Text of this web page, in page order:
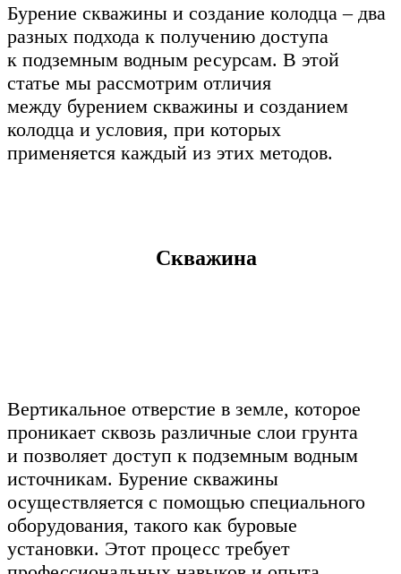
Бурение скважины и создание колодца – два
разных подхода к получению доступа
к подземным водным ресурсам. В этой
статье мы рассмотрим отличия
между бурением скважины и созданием
колодца и условия, при которых
применяется каждый из этих методов.
Скважина
Вертикальное отверстие в земле, которое
проникает сквозь различные слои грунта
и позволяет доступ к подземным водным
источникам. Бурение скважины
осуществляется с помощью специального
оборудования, такого как буровые
установки. Этот процесс требует